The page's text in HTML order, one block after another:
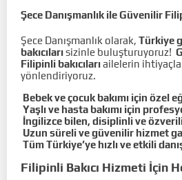
Şece Danışmanlık ile Güvenilir
Şece Danışmanlık olarak, Türkiye
bakıcılarısizinle buluşturuyoruz!
Filipinli bakıcılarıailelerin
yönlendiriyoruz.
Bebek ve çocuk bakımı için özel
Yaşlı ve hasta bakımı için
İngilizce bilen, disiplinli ve
Uzun süreli ve güvenilir hizmet
Tüm Türkiye’ye hızlı ve etkili
Filipinli Bakıcı Hizmeti İçin